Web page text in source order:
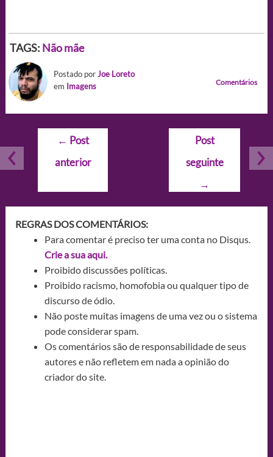
TAGS: Não mãe
Postado porJoe Loreto
em Imagens Comentários
Navegação
Post
← Post
anterior
Post
seguinte
→
REGRAS DOS COMENTÁRIOS:
Para comentar é preciso ter uma conta no Disqus.
Crie a sua aqui.
Proibido discussões políticas.
Proibido racismo, homofobia ou qualquer tipo de
discurso de ódio.
Não poste muitas imagens de uma vez ou o sistema
pode considerar spam.
Os comentários são de responsabilidade de seus
autores e não refletem em nada a opinião do
criador do site.